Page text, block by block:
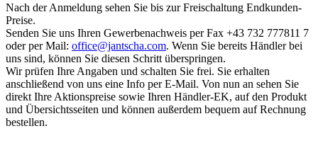
Nach der Anmeldung sehen Sie bis zur Freischaltung Endkunden-
Preise.
Senden Sie uns Ihren Gewerbenachweis per Fax +43 732 777811 7
oder per Mail: office@jantscha.com. Wenn Sie bereits Händler bei
uns sind, können Sie diesen Schritt überspringen.
Wir prüfen Ihre Angaben und schalten Sie frei. Sie erhalten
anschließend von uns eine Info per E-Mail. Von nun an sehen Sie
direkt Ihre Aktionspreise sowie Ihren Händler-EK, auf den Produkt
und Übersichtsseiten und können außerdem bequem auf Rechnung
bestellen.